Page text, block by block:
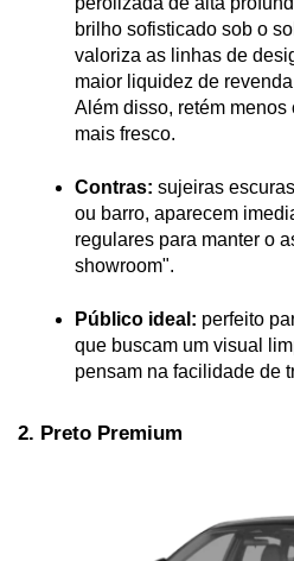
brilho sofisticado sob o
valoriza as linhas de
maior liquidez de
Além disso, retém
mais fresco.
Contras: sujeiras
ou barro, aparecem
regulares para manter o
showroom".
Público ideal: perfeito
que buscam um visual
pensam na facilidade de
2. Preto Premium